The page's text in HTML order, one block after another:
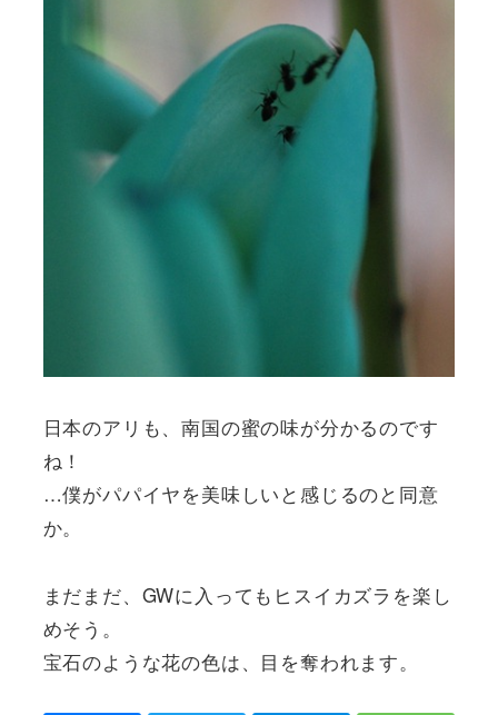
日本のアリも、南国の蜜の味が分かるのです
ね！
…僕がパパイヤを美味しいと感じるのと同意
か。
まだまだ、GWに入ってもヒスイカズラを楽し
めそう。
宝石のような花の色は、目を奪われます。